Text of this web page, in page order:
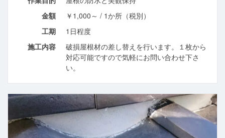
金額
￥1,000～ / 1か所（税別）
工期
1日程度
施工内容
破損屋根材の差し替えを行います。１枚から
対応可能ですので気軽にお問い合わせ下さ
い。